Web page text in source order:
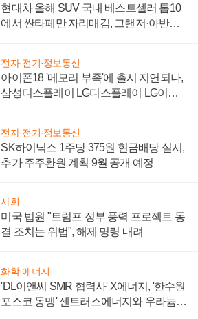
현대차 올해 SUV 국내 베스트셀러 톱10
에서 싼타페만 자리매김, 그랜저·아반떼
전자·전기·정보통신
아이폰18 '메모리 부족'에 출시 지연되나,
삼성디스플레이 LG디스플레이 LG이노
전자·전기·정보통신
SK하이닉스 1주당 375원 현금배당 실시,
추가 주주환원 계획 9월 공개 예정
사회
미국 법원 "트럼프 정부 풍력 프로젝트 동
결 조치는 위법", 해제 명령 내려
화학·에너지
'DL이앤씨 SMR 협력사' X에너지, '한수원
포스코 동맹' 센트러스에너지와 우라늄